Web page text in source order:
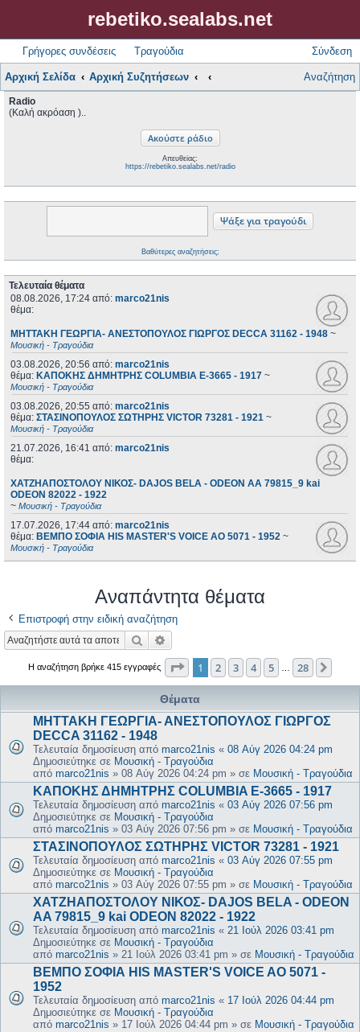
rebetiko.sealabs.net
Γρήγορες συνδέσεις Τραγούδια Σύνδεση
Αρχική Σελίδα Αρχική Συζητήσεων Αναζήτηση
Radio
(Καλή ακρόαση )..
Απευθείας:
https://rebetiko.sealabs.net/radio
Βαθύτερες αναζητήσεις;
Τελευταία θέματα
08.08.2026, 17:24 από: marco21nis
θέμα:
ΜΗΤΤΑΚΗ ΓΕΩΡΓΙΑ- ΑΝΕΣΤΟΠΟΥΛΟΣ ΓΙΩΡΓΟΣ DECCA 31162 - 1948 ~
Μουσική - Τραγούδια
03.08.2026, 20:56 από: marco21nis
θέμα: ΚΑΠΟΚΗΣ ΔΗΜΗΤΡΗΣ COLUMBIA E-3665 - 1917 ~
Μουσική - Τραγούδια
03.08.2026, 20:55 από: marco21nis
θέμα: ΣΤΑΣΙΝΟΠΟΥΛΟΣ ΣΩΤΗΡΗΣ VICTOR 73281 - 1921 ~
Μουσική - Τραγούδια
21.07.2026, 16:41 από: marco21nis
θέμα:
ΧΑΤΖΗΑΠΟΣΤΟΛΟΥ ΝΙΚΟΣ- DAJOS BELA - ODEON AA 79815_9 kai
ODEON 82022 - 1922
~ Μουσική - Τραγούδια
17.07.2026, 17:44 από: marco21nis
θέμα: ΒΕΜΠΟ ΣΟΦΙΑ HIS MASTER'S VOICE AO 5071 - 1952 ~
Μουσική - Τραγούδια
Αναπάντητα θέματα
Επιστροφή στην ειδική αναζήτηση
Αναζήτηση
Η αναζήτηση βρήκε 415 εγγραφές Σελίδα από28
1 2 3 4 5 28
Θέματα
ΜΗΤΤΑΚΗ ΓΕΩΡΓΙΑ- ΑΝΕΣΤΟΠΟΥΛΟΣ ΓΙΩΡΓΟΣ
DECCA 31162 - 1948
Τελευταία δημοσίευση από marco21nis « 08 Αύγ 2026 04:24 pm
Δημοσιεύτηκε σε Μουσική - Τραγούδια
από marco21nis » 08 Αύγ 2026 04:24 pm » σε Μουσική - Τραγούδια
ΚΑΠΟΚΗΣ ΔΗΜΗΤΡΗΣ COLUMBIA E-3665 - 1917
Τελευταία δημοσίευση από marco21nis « 03 Αύγ 2026 07:56 pm
Δημοσιεύτηκε σε Μουσική - Τραγούδια
από marco21nis » 03 Αύγ 2026 07:56 pm » σε Μουσική - Τραγούδια
ΣΤΑΣΙΝΟΠΟΥΛΟΣ ΣΩΤΗΡΗΣ VICTOR 73281 - 1921
Τελευταία δημοσίευση από marco21nis « 03 Αύγ 2026 07:55 pm
Δημοσιεύτηκε σε Μουσική - Τραγούδια
από marco21nis » 03 Αύγ 2026 07:55 pm » σε Μουσική - Τραγούδια
ΧΑΤΖΗΑΠΟΣΤΟΛΟΥ ΝΙΚΟΣ- DAJOS BELA - ODEON
AA 79815_9 kai ODEON 82022 - 1922
Τελευταία δημοσίευση από marco21nis « 21 Ιούλ 2026 03:41 pm
Δημοσιεύτηκε σε Μουσική - Τραγούδια
από marco21nis » 21 Ιούλ 2026 03:41 pm » σε Μουσική - Τραγούδια
ΒΕΜΠΟ ΣΟΦΙΑ HIS MASTER'S VOICE AO 5071 -
1952
Τελευταία δημοσίευση από marco21nis « 17 Ιούλ 2026 04:44 pm
Δημοσιεύτηκε σε Μουσική - Τραγούδια
από marco21nis » 17 Ιούλ 2026 04:44 pm » σε Μουσική - Τραγούδια